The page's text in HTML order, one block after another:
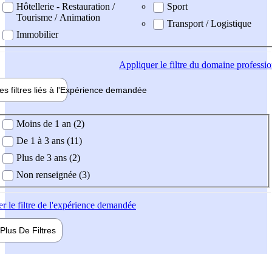
Hôtellerie - Restauration /
Tourisme / Animation
Immobilier
Sport
Transport / Logistique
Appliquerle filtre du domaine
filtres liés à l'Expérience demandée
demandée
Moins de 1 an (2)
De 1 à 3 ans (11)
Plus de 3 ans (2)
Non renseignée (3)
le filtre de l'expérience demandée
Plus De Filtres